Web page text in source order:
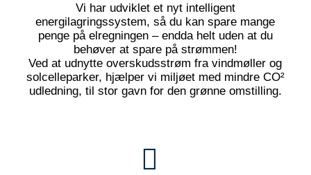
Vi har udviklet et nyt intelligent
energilagringssystem, så du kan spare mange
penge på elregningen – endda helt uden at du
behøver at spare på strømmen!
Ved at udnytte overskudsstrøm fra vindmøller og
solcelleparker, hjælper vi miljøet med mindre CO²
udledning, til stor gavn for den grønne omstilling.